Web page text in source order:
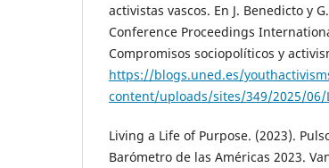
activistas vascos. En J. Benedicto y
Conference Proceedings
Compromisos sociopolíticos y
https://blogs.uned.es/
content/uploads/sites/349/2025/
Living a Life of Purpose. (2023).
Barómetro de las Américas 2023.